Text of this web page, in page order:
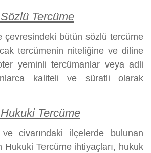
Tercüme
çevresindeki bütün sözlü tercüme
tercümenin niteliğine ve diline
yeminli tercümanlar veya adli
kaliteli ve süratli olarak
Tercüme
civarındaki ilçelerde bulunan
Hukuki Tercüme ihtiyaçları, hukuk